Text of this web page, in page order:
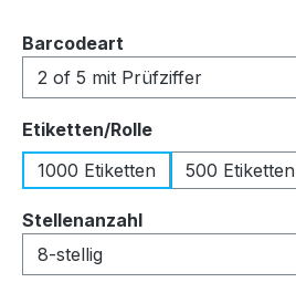
Barcodeart
Etiketten/Rolleauswählen
1000 Etiketten
500 Etiketten
Stellenanzahlauswählen